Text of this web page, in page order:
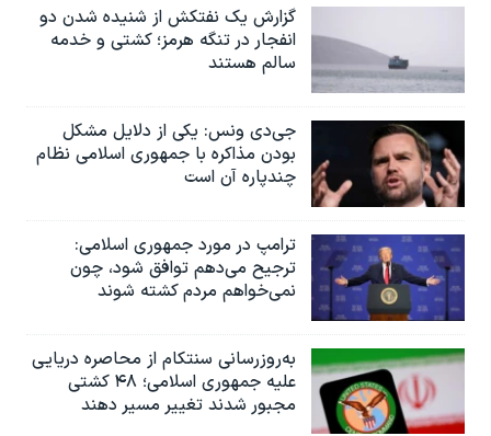
گزارش یک نفتکش از شنیده شدن دو
انفجار در تنگه هرمز؛ کشتی و خدمه
سالم هستند
جی‌دی ونس: یکی از دلایل مشکل
بودن مذاکره با جمهوری اسلامی نظام
چندپاره آن است
ترامپ در مورد جمهوری اسلامی:
ترجیح می‌دهم توافق شود، چون
نمی‌خواهم مردم کشته شوند
به‌روزرسانی سنتکام از محاصره دریایی
علیه جمهوری اسلامی؛ ۴۸ کشتی
مجبور شدند تغییر مسیر دهند